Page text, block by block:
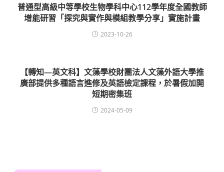
普通型高級中等學校生物學科中心112學年度全國教師
增能研習「探究與實作與模組教學分享」實施計畫
2023-10-26
【轉知—英文科】文藻學校財團法人文藻外語大學推
廣部提供多種語言進修及英語檢定課程，於暑假加開
短期密集班
2024-05-09